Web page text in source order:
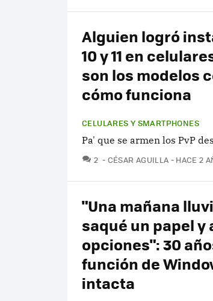
Alguien logró
10 y 11 en
son los modelos
cómo funciona
CELULARES Y SMARTPHONES
Pa' que se armen los PvP
2 COMENTARIOS
CÉSAR AGUILLA HACE 2
"Una mañana
saqué un papel
opciones": 30
función de
intacta